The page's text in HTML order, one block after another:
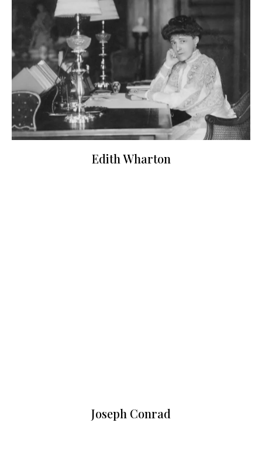
Edith Wharton
Joseph Conrad